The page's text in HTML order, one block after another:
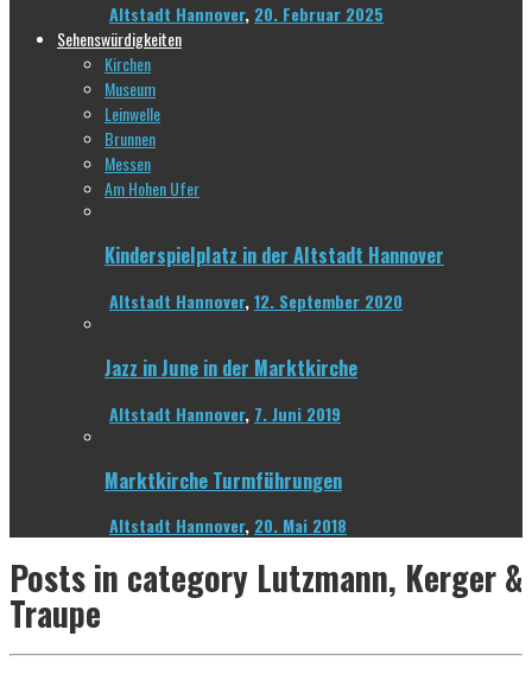
Altstadt Hannover, 20. Februar 2025
Sehenswürdigkeiten
Kirchen
Museum
Leinwelle
Brunnen
Messen
Am Hohen Ufer
Kinderspielplatz in der Altstadt Hannover
Altstadt Hannover,12. September 2020
Jazz in June in der Marktkirche
Altstadt Hannover, 7. Juni 2019
Marktkirche Turmführungen
Altstadt Hannover, 20. Mai 2018
Posts in category Lutzmann, Kerger &
Traupe